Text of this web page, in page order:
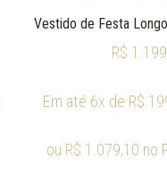
Vestido de Festa
R$
Em até 6x de R$
ou R$ 1.079,10 no